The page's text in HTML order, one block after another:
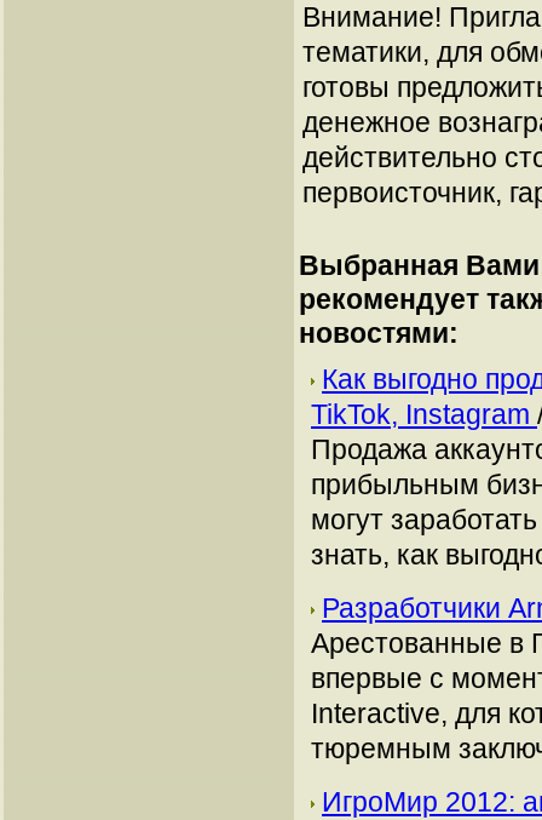
Внимание!
тематики, для
готовы
денежное
действительно
первоисточник,
Выбранная Вами
рекомендует
новостями:
Как выгодно
TikTok, Instagram
Продажа
прибыльным
могут
знать, как
Разработчики
Арестованные в
впервые с
Interactive, для
тюремным
ИгроМир 2012: